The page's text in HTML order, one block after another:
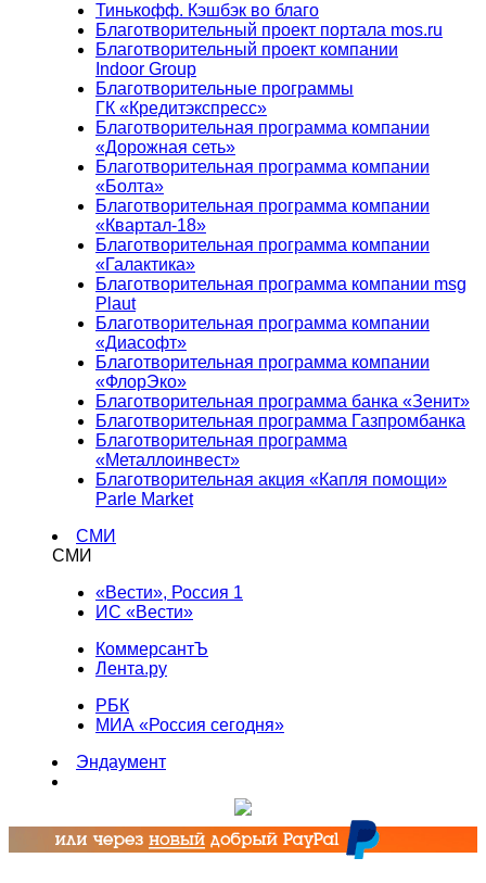
Тинькофф. Кэшбэк во благо
Благотворительный проект портала mos.ru
Благотворительный проект компании
Indoor Group
Благотворительные программы
ГК «Кредитэкспресс»
Благотворительная программа компании
«Дорожная сеть»
Благотворительная программа компании
«Болта»
Благотворительная программа компании
«Квартал-18»
Благотворительная программа компании
«Галактика»
Благотворительная программа компании msg
Plaut
Благотворительная программа компании
«Диасофт»
Благотворительная программа компании
«ФлорЭко»
Благотворительная программа банка «Зенит»
Благотворительная программа Газпромбанка
Благотворительная программа
«Металлоинвест»
Благотворительная акция «Капля помощи»
Parle Market
СМИ
СМИ
«Вести», Россия 1
ИС «Вести»
КоммерсантЪ
Лента.ру
РБК
МИА «Россия сегодня»
Эндаумент